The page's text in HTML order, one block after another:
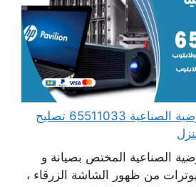
مهندس كمبيوتر العارضية الصناعية 65511033 تصليح
الصناعية المختص بصيانة و
من ظهور الشاشة الزرقاء ،